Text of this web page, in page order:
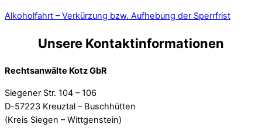
Alkoholfahrt – Verkürzung bzw. Aufhebung der Sperrfrist
Unsere Kontaktinformationen
Rechtsanwälte Kotz GbR
Siegener Str. 104 – 106
D-57223 Kreuztal – Buschhütten
(Kreis Siegen – Wittgenstein)